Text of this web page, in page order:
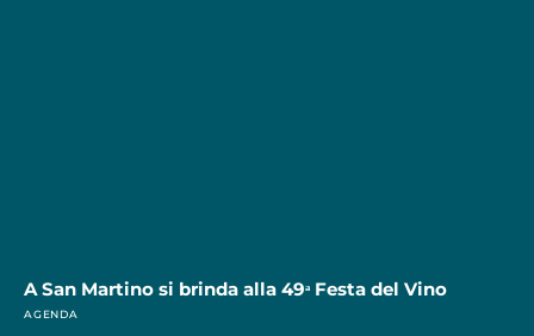
A San Martino si brinda alla 49ᵃ Festa del Vino
AGENDA